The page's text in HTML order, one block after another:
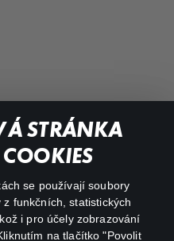
STRÁNKA
se používají soubory
funkčních, statistických
i pro účely zobrazování
na tlačítko "Povolit